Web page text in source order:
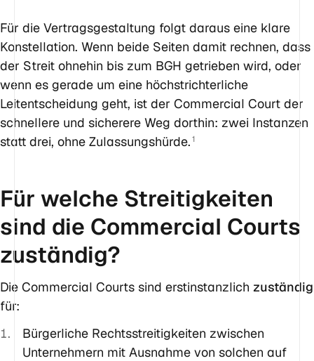
Für die Vertragsgestaltung folgt daraus eine klare
Konstellation. Wenn beide Seiten damit rechnen, dass
der Streit ohnehin bis zum BGH getrieben wird, oder
wenn es gerade um eine höchstrichterliche
Leitentscheidung geht, ist der Commercial Court der
schnellere und sicherere Weg dorthin: zwei Instanzen
statt drei, ohne Zulassungshürde. 1
Für welche Streitigkeiten
sind die Commercial Courts
zuständig?
Die Commercial Courts sind erstinstanzlich zuständig
für:
Bürgerliche Rechtsstreitigkeiten zwischen
Unternehmern mit Ausnahme von solchen auf